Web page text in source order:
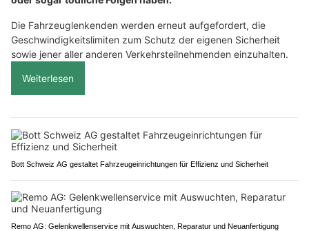
Die Fahrzeuglenkenden werden erneut aufgefordert, die
Geschwindigkeitslimiten zum Schutz der eigenen Sicherheit
sowie jener aller anderen Verkehrsteilnehmenden einzuhalten.
Weiterlesen
Bott Schweiz AG gestaltet Fahrzeugeinrichtungen für Effizienz und Sicherheit
Remo AG: Gelenkwellenservice mit Auswuchten, Reparatur und Neuanfertigung